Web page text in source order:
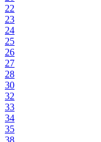
22
23
24
25
26
27
28
30
32
33
34
35
38